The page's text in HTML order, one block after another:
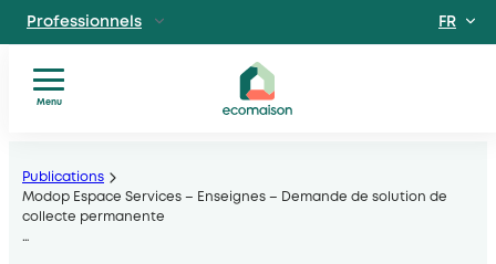
au
contenu
Particuliers
Site dédié aux particuliers
Professionnels
Acteurs solidaires, collectivités locales, opérateurs
FR
Menu
êtes
Nos
Publications
Modop Espace Services – Enseignes – Demande de solution de
collecte permanente
…